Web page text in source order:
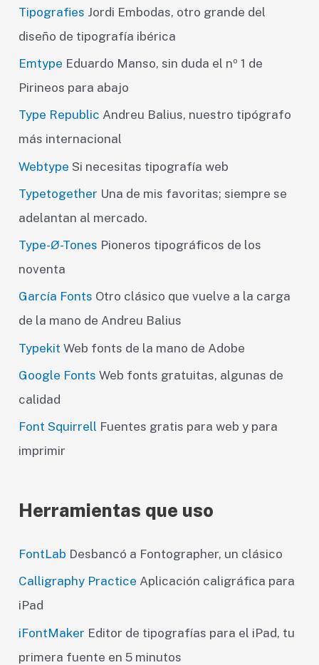
Tipografies Jordi Embodas, otro grande del
diseño de tipografía ibérica
Emtype Eduardo Manso, sin duda el nº 1 de
Pirineos para abajo
Type Republic Andreu Balius, nuestro tipógrafo
más internacional
Webtype Si necesitas tipografía web
Typetogether Una de mis favoritas; siempre se
adelantan al mercado.
Type-Ø-Tones Pioneros tipográficos de los
noventa
García Fonts Otro clásico que vuelve a la carga
de la mano de Andreu Balius
Typekit Web fonts de la mano de Adobe
Google Fonts Web fonts gratuitas, algunas de
calidad
Font Squirrell Fuentes gratis para web y para
imprimir
Herramientas que uso
FontLab Desbancó a Fontographer, un clásico
Calligraphy Practice Aplicación caligráfica para
iPad
iFontMaker Editor de tipografías para el iPad, tu
primera fuente en 5 minutos